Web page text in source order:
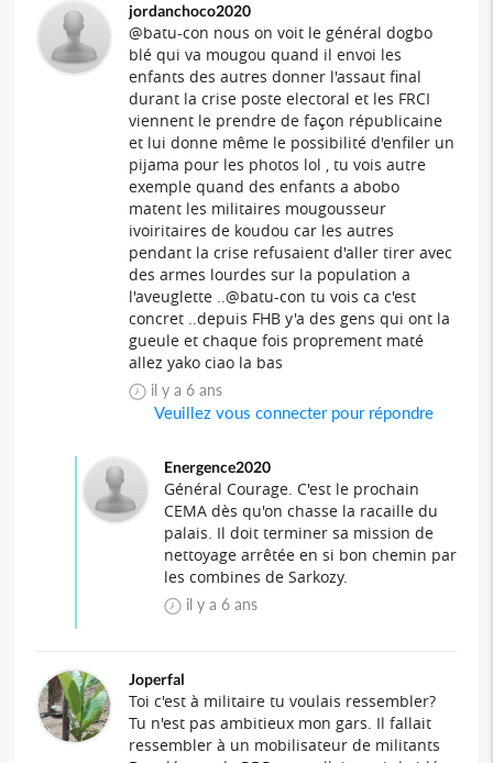
jordanchoco2020
@batu-con nous on voit le général dogbo
blé qui va mougou quand il envoi les
enfants des autres donner l'assaut final
durant la crise poste electoral et les FRCI
viennent le prendre de façon républicaine
et lui donne même le possibilité d'enfiler un
pijama pour les photos lol , tu vois autre
exemple quand des enfants a abobo
matent les militaires mougousseur
ivoiritaires de koudou car les autres
pendant la crise refusaient d'aller tirer avec
des armes lourdes sur la population a
l'aveuglette ..@batu-con tu vois ca c'est
concret ..depuis FHB y'a des gens qui ont la
gueule et chaque fois proprement maté
allez yako ciao la bas
il y a 6 ans
Veuillez vous connecter pour répondre
Energence2020
Général Courage. C'est le prochain
CEMA dès qu'on chasse la racaille du
palais. Il doit terminer sa mission de
nettoyage arrêtée en si bon chemin par
les combines de Sarkozy.
il y a 6 ans
Joperfal
Toi c'est à militaire tu voulais ressembler?
Tu n'est pas ambitieux mon gars. Il fallait
ressembler à un mobilisateur de militants